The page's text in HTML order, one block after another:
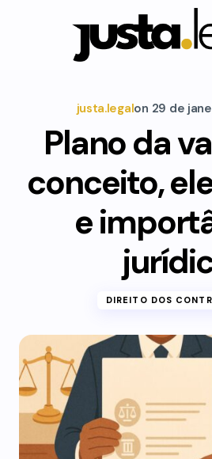
justa.legalon 29 de
Plano da
conceito,
e
DIREITO DOS